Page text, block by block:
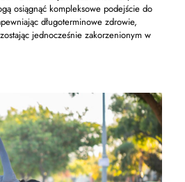
osiągnąć kompleksowe podejście do
długoterminowe zdrowie,
jednocześnie zakorzenionym w